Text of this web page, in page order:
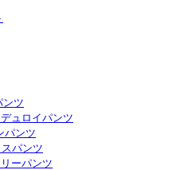
ンツ
ュロイパンツ
パンツ
パンツ
ーパンツ